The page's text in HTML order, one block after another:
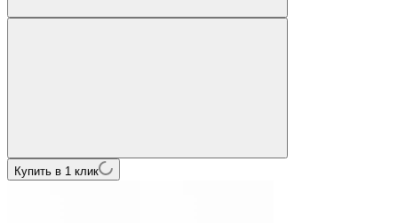
Купить в 1 клик